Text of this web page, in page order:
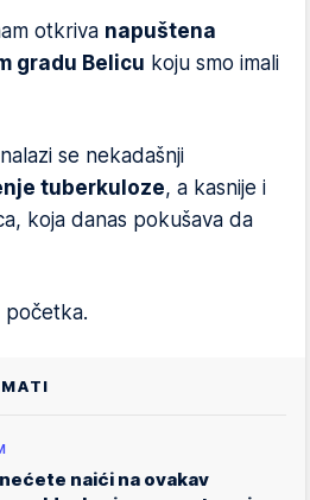
otkriva napuštena
gradu Belicu koju smo imali
se nekadašnji
tuberkuloze, a kasnije i
koja danas pokušava da
naići na ovakav